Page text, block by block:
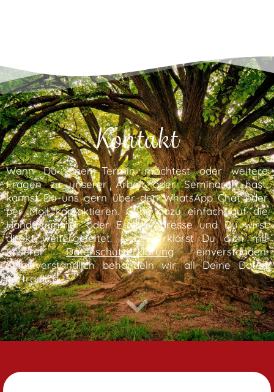
Kontakt
Wenn Du einen Termin möchtest oder weitere
Fragen zu unserer Arbeit oder Seminaren hast,
kannst Du uns gern über den WhatsApp Chat oder
per Mail kontaktieren. Gehe dazu einfach auf die
Handynummer oder E-Mail Adresse und Du wirst
direkt weitergeleitet. Dabei erklärst Du dich mit
unsererDatenschutzerklärungeinverstanden.
Selbstverständlich behandeln wir all Deine Daten
vertraulich.